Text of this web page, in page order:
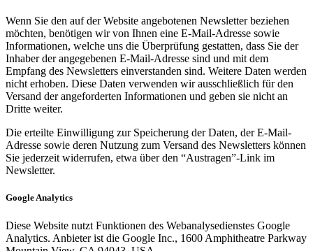
Wenn Sie den auf der Website angebotenen Newsletter beziehen
möchten, benötigen wir von Ihnen eine E-Mail-Adresse sowie
Informationen, welche uns die Überprüfung gestatten, dass Sie der
Inhaber der angegebenen E-Mail-Adresse sind und mit dem
Empfang des Newsletters einverstanden sind. Weitere Daten werden
nicht erhoben. Diese Daten verwenden wir ausschließlich für den
Versand der angeforderten Informationen und geben sie nicht an
Dritte weiter.
Die erteilte Einwilligung zur Speicherung der Daten, der E-Mail-
Adresse sowie deren Nutzung zum Versand des Newsletters können
Sie jederzeit widerrufen, etwa über den “Austragen”-Link im
Newsletter.
Google Analytics
Diese Website nutzt Funktionen des Webanalysedienstes Google
Analytics. Anbieter ist die Google Inc., 1600 Amphitheatre Parkway